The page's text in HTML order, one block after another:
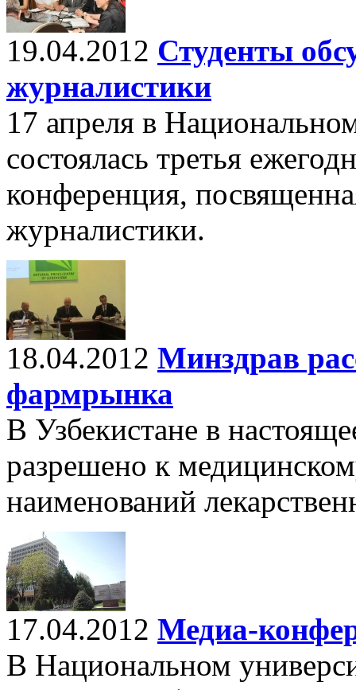
19.04.2012 Студенты
журналистики
17 апреля в
состоялась третья
конференция,
журналистики.
18.04.2012 Минздрав
фармрынка
В Узбекистане в
разрешено к
наименований
17.04.2012 Медиа-
В Национальном